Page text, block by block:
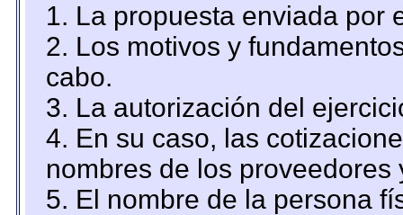
1. La propuesta enviada por
2. Los motivos y
cabo.
3. La autorización del
4. En su caso, las
nombres de los proveedores
5. El nombre de la persona